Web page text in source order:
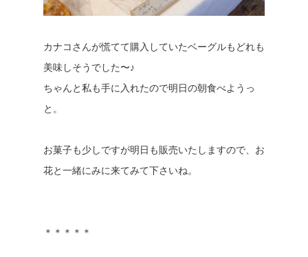
カナコさんが慌てて購入していたベーグルもどれも
美味しそうでした〜♪
ちゃんと私も手に入れたので明日の朝食べようっ
と。
お菓子も少しですが明日も販売いたしますので、お
花と一緒にみに来てみて下さいね。
＊＊＊＊＊